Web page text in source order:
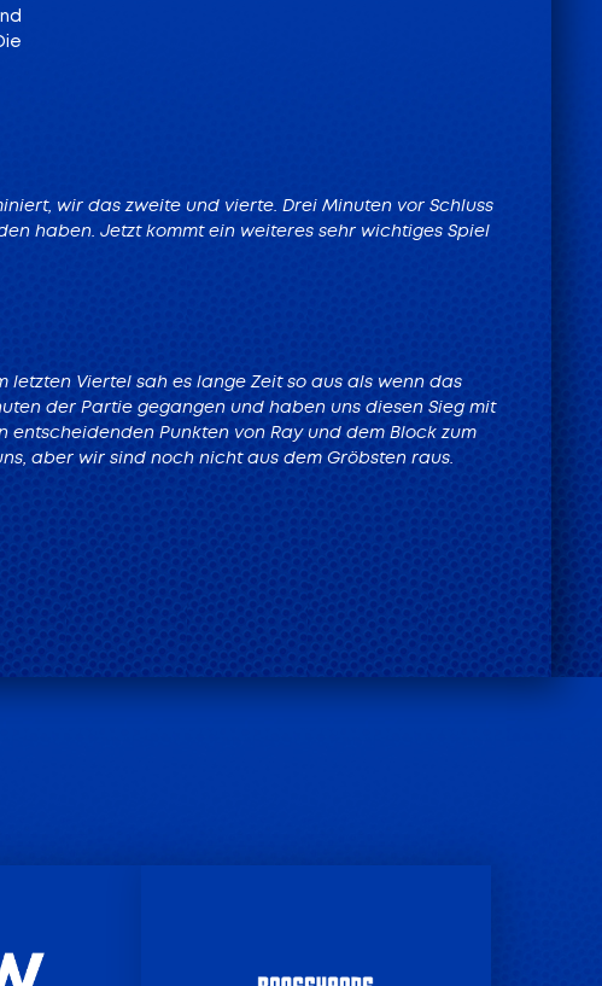
wir das zweite und vierte. Drei Minuten vor Schluss
haben. Jetzt kommt ein weiteres sehr wichtiges Spiel
Viertel sah es lange Zeit so aus als wenn das
der Partie gegangen und haben uns diesen Sieg mit
Punkten von Ray und dem Block zum
aber wir sind noch nicht aus dem Gröbsten raus.